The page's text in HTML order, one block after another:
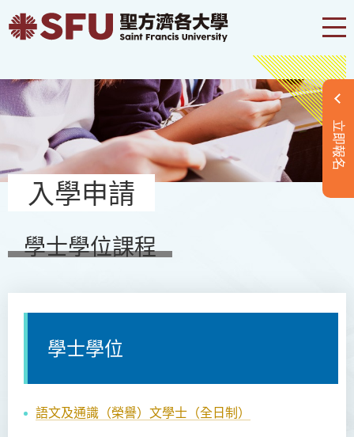
立即報名
入學申請
學士學位課程
學士學位
語文及通識（榮譽）文學士（全日制）